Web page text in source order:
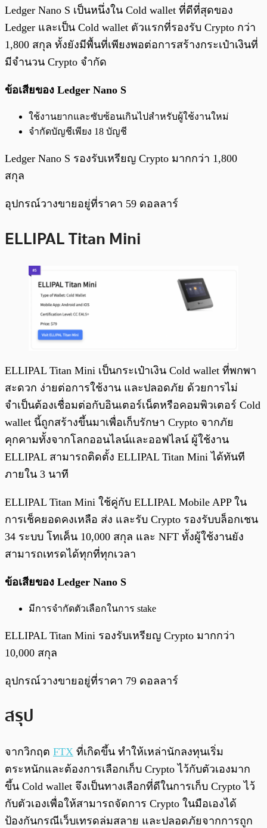
Ledger Nano S เป็นหนึ่งใน Cold wallet ที่ดีที่สุดของ
Ledger และเป็น Cold wallet ตัวแรกที่รองรับ Crypto กว่า
1,800 สกุล ทั้งยังมีพื้นที่เพียงพอต่อการสร้างกระเป๋าเงินที่
มีจำนวน Crypto จำกัด
ข้อเสียของ Ledger Nano S
ใช้งานยากและซับซ้อนเกินไปสำหรับผู้ใช้งานใหม่
จำกัดบัญชีเพียง 18 บัญชี
Ledger Nano S รองรับเหรียญ Crypto มากกว่า 1,800
สกุล
อุปกรณ์วางขายอยู่ที่ราคา 59 ดอลลาร์
ELLIPAL Titan Mini
ELLIPAL Titan Mini เป็นกระเป๋าเงิน Cold wallet ที่พกพา
สะดวก ง่ายต่อการใช้งาน และปลอดภัย ด้วยการไม่
จำเป็นต้องเชื่อมต่อกับอินเตอร์เน็ตหรือคอมพิวเตอร์ Cold
wallet นี้ถูกสร้างขึ้นมาเพื่อเก็บรักษา Crypto จากภัย
คุกคามทั้งจากโลกออนไลน์และออฟไลน์ ผู้ใช้งาน
ELLIPAL สามารถติดตั้ง ELLIPAL Titan Mini ได้ทันที
ภายใน 3 นาที
ELLIPAL Titan Mini ใช้คู่กับ ELLIPAL Mobile APP ใน
การเช็คยอดคงเหลือ ส่ง และรับ Crypto รองรับบล็อกเชน
34 ระบบ โทเค็น 10,000 สกุล และ NFT ทั้งผู้ใช้งานยัง
สามารถเทรดได้ทุกที่ทุกเวลา
ข้อเสียของ Ledger Nano S
มีการจำกัดตัวเลือกในการ stake
ELLIPAL Titan Mini รองรับเหรียญ Crypto มากกว่า
10,000 สกุล
อุปกรณ์วางขายอยู่ที่ราคา 79 ดอลลาร์
สรุป
จากวิกฤต FTX ที่เกิดขึ้น ทำให้เหล่านักลงทุนเริ่ม
ตระหนักและต้องการเลือกเก็บ Crypto ไว้กับตัวเองมาก
ขึ้น Cold wallet จึงเป็นทางเลือกที่ดีในการเก็บ Crypto ไว้
กับตัวเองเพื่อให้สามารถจัดการ Crypto ในมือเองได้
ป้องกันกรณีเว็บเทรดล่มสลาย และปลอดภัยจากการถูก